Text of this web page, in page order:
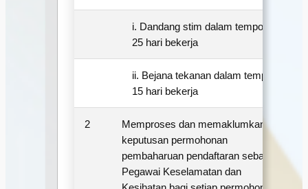
i. Dandang stim dalam tempoh
25 hari bekerja
ii. Bejana tekanan dalam tempoh
15 hari bekerja
2
Memproses dan memaklumkan
keputusan permohonan
pembaharuan pendaftaran sebagai
Pegawai Keselamatan dan